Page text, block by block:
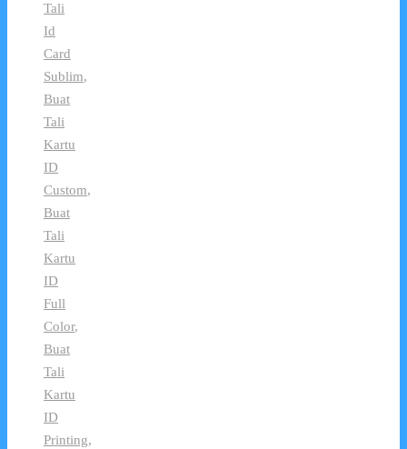
Tali
Id
Card
Sublim,
Buat
Tali
Kartu
ID
Custom,
Buat
Tali
Kartu
ID
Full
Color,
Buat
Tali
Kartu
ID
Printing,